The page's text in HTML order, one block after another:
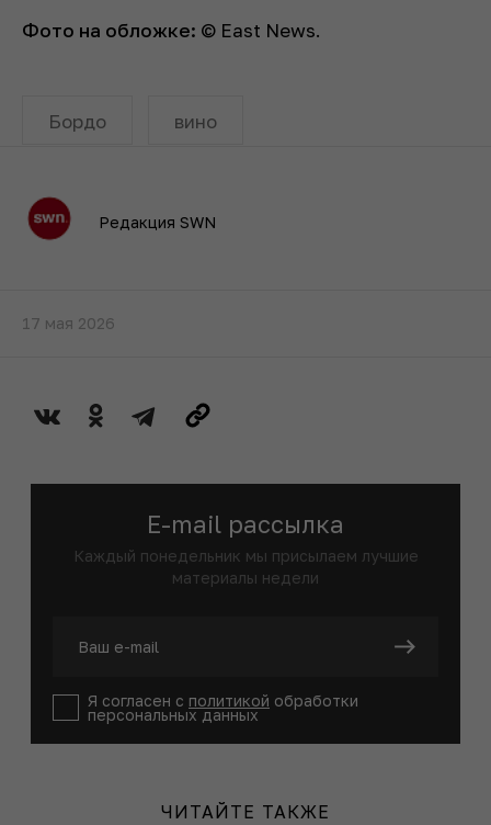
Фото на обложке: © East News.
Бордо вино
Редакция SWN
17 мая 2026
E-mail рассылка
Каждый понедельник мы присылаем лучшие
материалы недели
Я согласен с политикой обработки
персональных данных
ЧИТАЙТЕ ТАКЖЕ